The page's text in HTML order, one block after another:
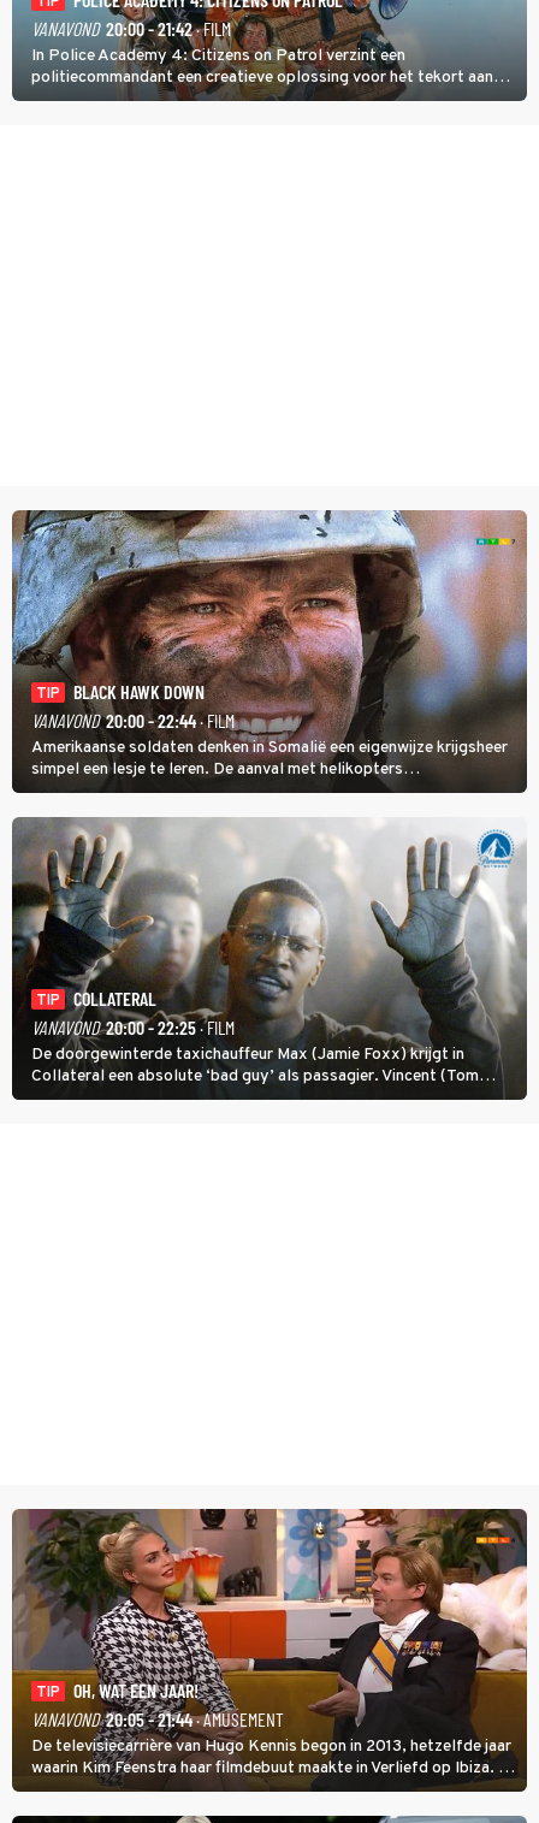
VANAVOND 20:00 - 21:42· FILM
In Police Academy 4: Citizens on Patrol verzint een
politiecommandant een creatieve oplossing voor het tekort aan
agenten.
TIP
BLACK HAWK DOWN
VANAVOND 20:00 - 22:44· FILM
Amerikaanse soldaten denken in Somalië een eigenwijze krijgsheer
simpel een lesje te leren. De aanval met helikopters
verloopt in Black Hawk down dramatisch.
TIP
COLLATERAL
VANAVOND 20:00 - 22:25· FILM
De doorgewinterde taxichauffeur Max (Jamie Foxx) krijgt in
Collateral een absolute ‘bad guy’ als passagier. Vincent (Tom
Cruise) heeft hem nodig om hem de stad door te loodsen om een
TIP
OH, WAT EEN JAAR!
VANAVOND 20:05 - 21:44· AMUSEMENT
De televisiecarrière van Hugo Kennis begon in 2013, hetzelfde jaar
waarin Kim Feenstra haar filmdebuut maakte in Verliefd op Ibiza. In
Oh, Wat een Jaar! wordt duidelijk wat ze nog meer weten van het
jaar waarin ze allebei eindtwintigers waren.